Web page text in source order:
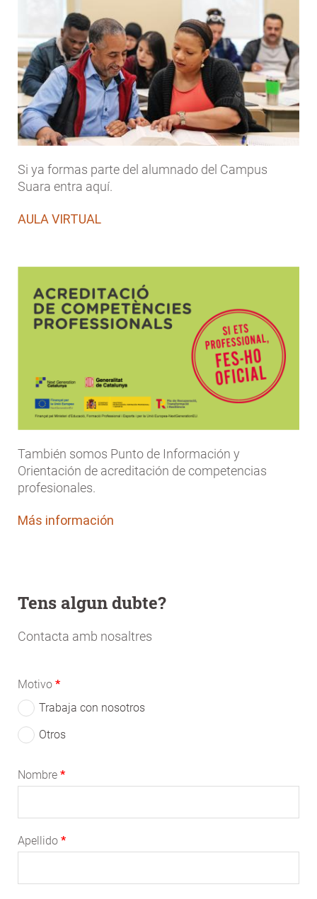
Si ya formas parte del alumnado del Campus
Suara entra aquí.
AULA VIRTUAL
También somos Punto de Información y
Orientación de acreditación de competencias
profesionales.
Más información
Tens algun dubte?
Contacta amb nosaltres
Motivo
Trabaja con nosotros
Otros
Nombre
Apellido